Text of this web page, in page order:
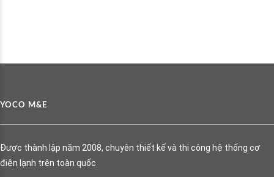
YOCO M&E
Được thành lập năm 2008, chuyên thiết kế và thi công hệ thống cơ
điện lạnh trên toàn quốc